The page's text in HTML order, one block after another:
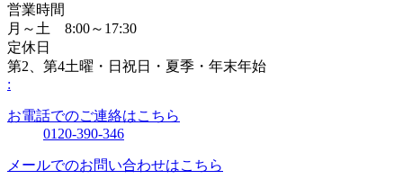
営業時間
月～土 8:00～17:30
定休日
第2、第4土曜・日祝日・夏季・年末年始
:
お電話でのご連絡はこちら
0120-390-346
メールでのお問い合わせはこちら